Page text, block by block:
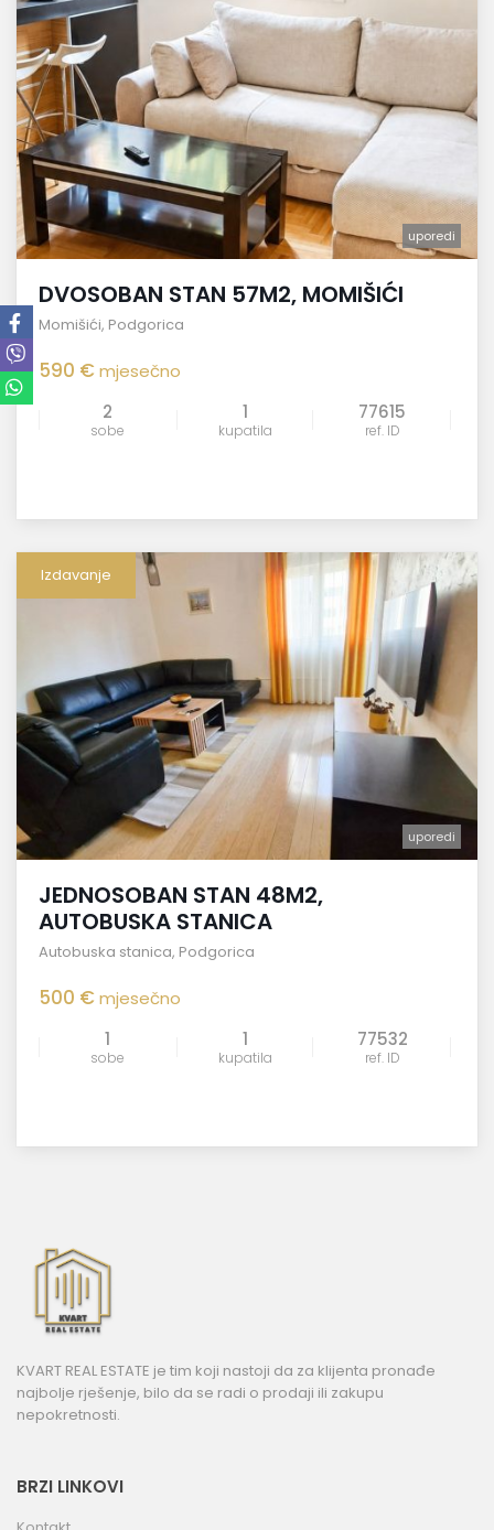
uporedi
DVOSOBAN STAN 57M2, MOMIŠIĆI
Momišići, Podgorica
590 €mjesečno
2
sobe
1
kupatila
77615
ref. ID
Izdavanje
uporedi
JEDNOSOBAN STAN 48M2,
AUTOBUSKA STANICA
Autobuska stanica, Podgorica
500 €mjesečno
1
sobe
1
kupatila
77532
ref. ID
KVART REAL ESTATE je tim koji nastoji da za klijenta pronađe
najbolje rješenje, bilo da se radi o prodaji ili zakupu
nepokretnosti.
BRZI LINKOVI